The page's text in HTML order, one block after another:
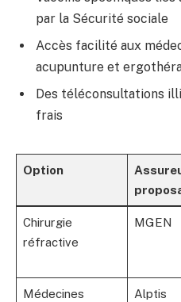
par la Sécurité sociale
Accès facilité aux
acupunture et
Des téléconsultations
frais
Option
Chirurgie
réfractive
MGEN
Médecines
Alptis